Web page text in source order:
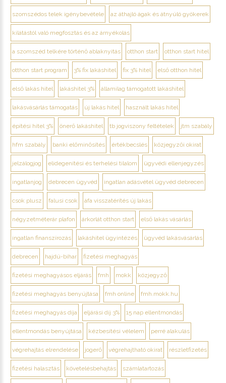
szomszédos telek igénybevétele az áthajló ágak és átnyúló gyökerek
kilátástól való megfosztás és az árnyékolás
a szomszéd telkére történő ablaknyitás otthon start otthon start hitel
otthon start program 3% fix lakáshitel fix 3% hitel első otthon hitel
első lakás hitel lakáshitel 3% államilag támogatott lakáshitel
lakásvásárlás támogatás új lakás hitel használt lakás hitel
építési hitel 3% önerő lakáshitel tb jogviszony feltételek jtm szabály
hfm szabály banki előminősítés értékbecslés közjegyzői okirat
jelzálogjog elidegenítési és terhelési tilalom ügyvédi ellenjegyzés
ingatlanjog debrecen ügyvéd ingatlan adásvétel ügyvéd debrecen
csok plusz falusi csok áfa visszatérítés új lakás
négyzetméterár plafon árkorlát otthon start első lakás vásárlás
ingatlan finanszírozás lakáshitel ügyintézés ügyvéd lakásvásárlás
debrecen hajdú-bihar fizetési meghagyás
fizetési meghagyásos eljárás fmh mokk közjegyző
fizetési meghagyás benyújtása fmh online fmh.mokk.hu
fizetési meghagyás díja eljárási díj 3% 15 nap ellentmondás
ellentmondás benyújtása kézbesítési vélelem perré alakulás
végrehajtás elrendelése jogerő végrehajtható okirat részletfizetés
fizetési halasztás követelésbehajtás számlatartozás